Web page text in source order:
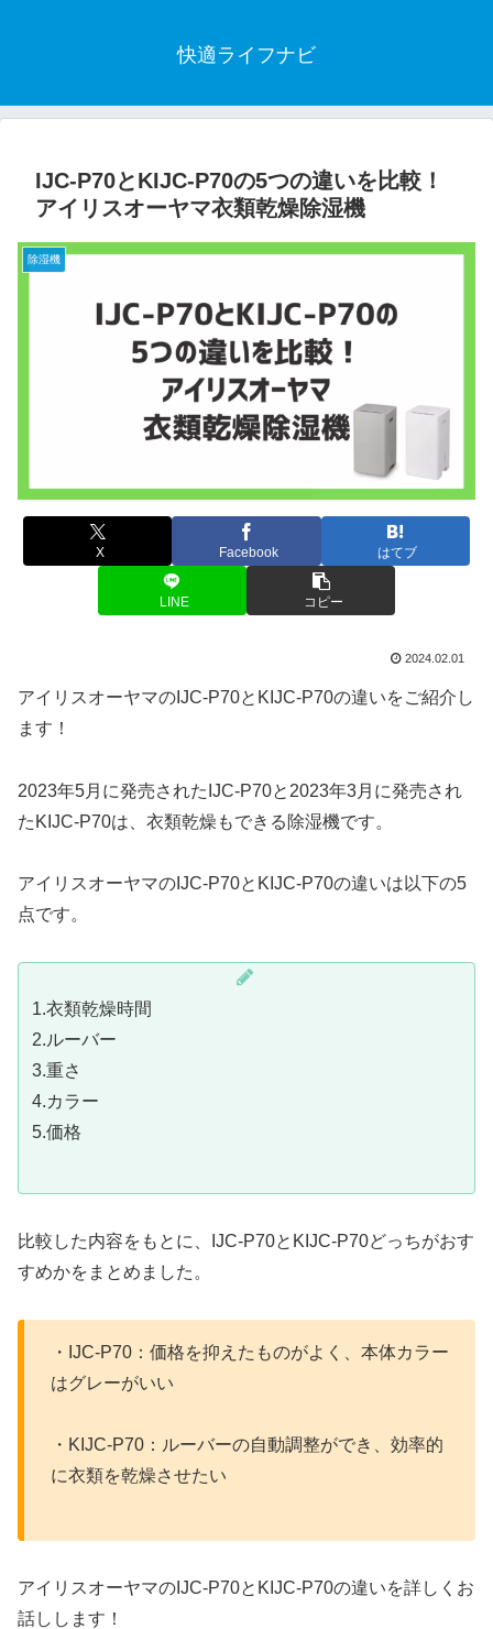
快適ライフナビ
IJC-P70とKIJC-P70の5つの違いを比較！
アイリスオーヤマ衣類乾燥除湿機
除湿機
X Facebook はてブ
LINE コピー
2024.02.01
アイリスオーヤマのIJC-P70とKIJC-P70の違いをご紹介し
ます！
2023年5月に発売されたIJC-P70と2023年3月に発売され
たKIJC-P70は、衣類乾燥もできる除湿機です。
アイリスオーヤマのIJC-P70とKIJC-P70の違いは以下の5
点です。
1.衣類乾燥時間
2.ルーバー
3.重さ
4.カラー
5.価格
比較した内容をもとに、IJC-P70とKIJC-P70どっちがおす
すめかをまとめました。
・IJC-P70：価格を抑えたものがよく、本体カラー
はグレーがいい
・KIJC-P70：ルーバーの自動調整ができ、効率的
に衣類を乾燥させたい
アイリスオーヤマのIJC-P70とKIJC-P70の違いを詳しくお
話しします！